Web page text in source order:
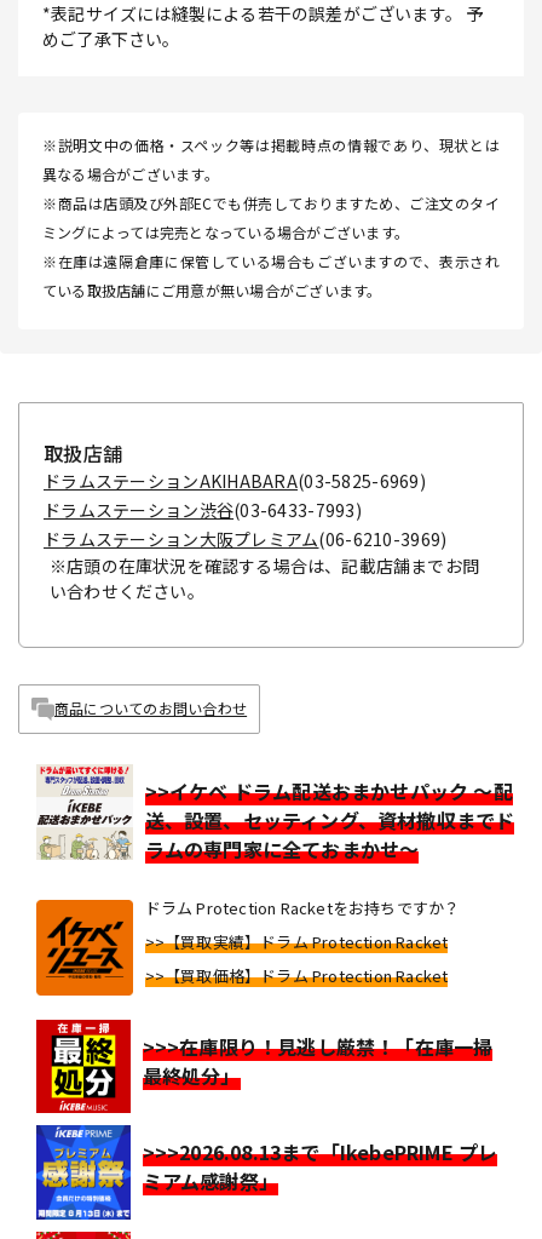
*表記サイズには縫製による若干の誤差がございます。 予
めご了承下さい。
※説明文中の価格・スペック等は掲載時点の情報であり、現状とは
異なる場合がございます。
※商品は店頭及び外部ECでも併売しておりますため、ご注文のタイ
ミングによっては完売となっている場合がございます。
※在庫は遠隔倉庫に保管している場合もございますので、表示され
ている取扱店舗にご用意が無い場合がございます。
取扱店舗
ドラムステーションAKIHABARA(03-5825-6969)
ドラムステーション渋谷(03-6433-7993)
ドラムステーション大阪プレミアム(06-6210-3969)
※店頭の在庫状況を確認する場合は、記載店舗までお問
い合わせください。
商品についてのお問い合わせ
>>イケベ ドラム配送おまかせパック ～配
送、設置、セッティング、資材撤収までド
ラムの専門家に全ておまかせ～
ドラム Protection Racketをお持ちですか？
>>【買取実績】ドラム Protection Racket
>>【買取価格】ドラム Protection Racket
>>>在庫限り！見逃し厳禁！「在庫一掃
最終処分」
>>>2026.08.13まで「IkebePRIME プレ
ミアム感謝祭」